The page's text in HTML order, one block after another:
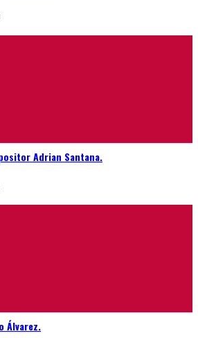
Adrian Santana.
Álvarez.